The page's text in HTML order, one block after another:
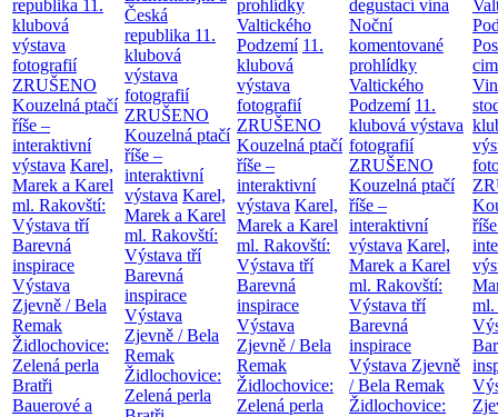
republika 11.
klubová
výstava
fotografií
ZRUŠENO
Kouzelná ptačí
říše –
interaktivní
výstava Karel,
Marek a Karel
ml. Rakovští:
Výstava tří
Barevná
inspirace
Výstava
Zjevně / Bela
Remak
Židlochovice:
Zelená perla
Bratři
Bauerové a
Česká
republika 11.
klubová
výstava
fotografií
ZRUŠENO
Kouzelná ptačí
říše –
interaktivní
výstava Karel,
Marek a Karel
ml. Rakovští:
Výstava tří
Barevná
inspirace
Výstava
Zjevně / Bela
Remak
Židlochovice:
Zelená perla
prohlídky
Valtického
Podzemí 11.
klubová
výstava
fotografií
ZRUŠENO
Kouzelná ptačí
říše –
interaktivní
výstava Karel,
Marek a Karel
ml. Rakovští:
Výstava tří
Barevná
inspirace
Výstava
Zjevně / Bela
Remak
Židlochovice:
Zelená perla
degustací vína
Noční
komentované
prohlídky
Valtického
Podzemí 11.
klubová výstava
fotografií
ZRUŠENO
Kouzelná ptačí
říše –
interaktivní
výstava Karel,
Marek a Karel
ml. Rakovští:
Výstava tří
Barevná
inspirace
Výstava Zjevně
/ Bela Remak
Židlochovice:
ml.